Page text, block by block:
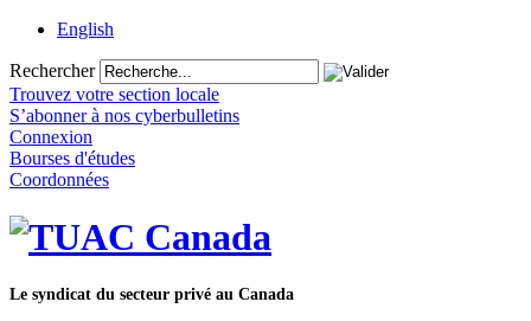
English
Rechercher
Trouvez votre section locale
S’abonner à nos cyberbulletins
Connexion
Bourses d'études
Coordonnées
Le syndicat du secteur privé au Canada